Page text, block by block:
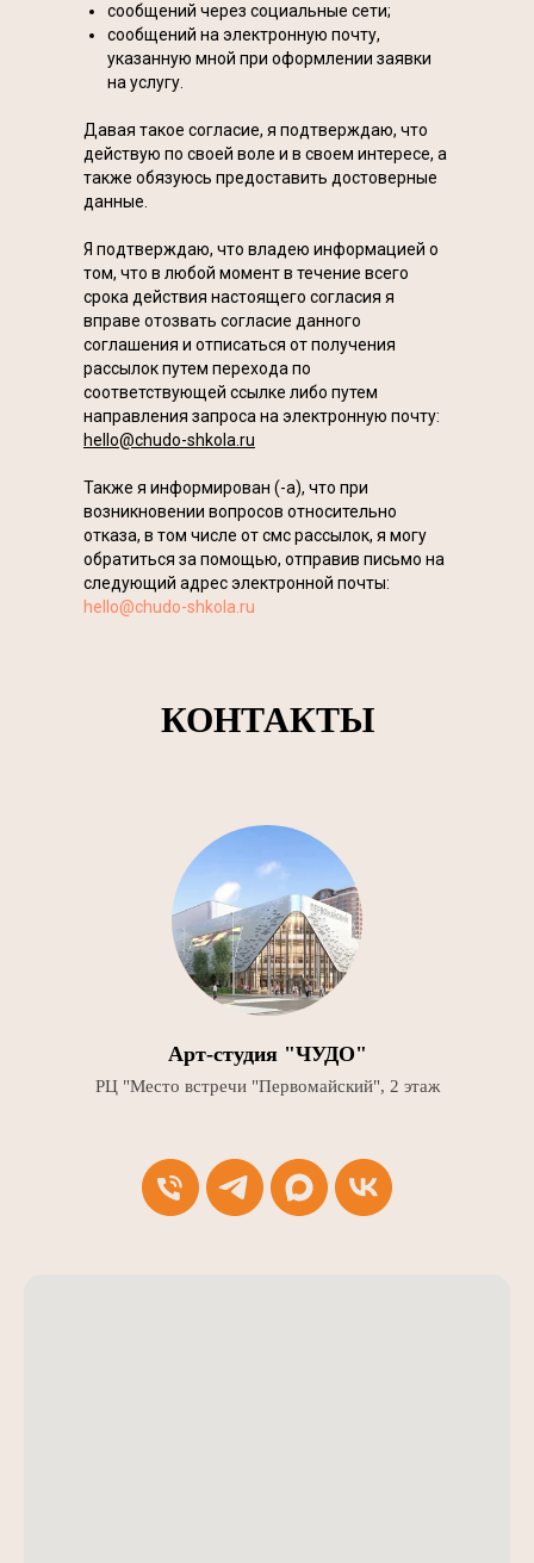
сообщений через социальные сети;
сообщений на электронную почту,
указанную мной при оформлении заявки
на услугу.
Давая такое согласие, я подтверждаю, что
действую по своей воле и в своем интересе, а
также обязуюсь предоставить достоверные
данные.
Я подтверждаю, что владею информацией о
том, что в любой момент в течение всего
срока действия настоящего согласия я
вправе отозвать согласие данного
соглашения и отписаться от получения
рассылок путем перехода по
соответствующей ссылке либо путем
направления запроса на электронную почту:
hello@chudo-shkola.ru
Также я информирован (-а), что при
возникновении вопросов относительно
отказа, в том числе от смс рассылок, я могу
обратиться за помощью, отправив письмо на
следующий адрес электронной почты:
hello@chudo-shkola.ru
КОНТАКТЫ
Арт-студия "ЧУДО"
РЦ "Место встречи "Первомайский", 2 этаж